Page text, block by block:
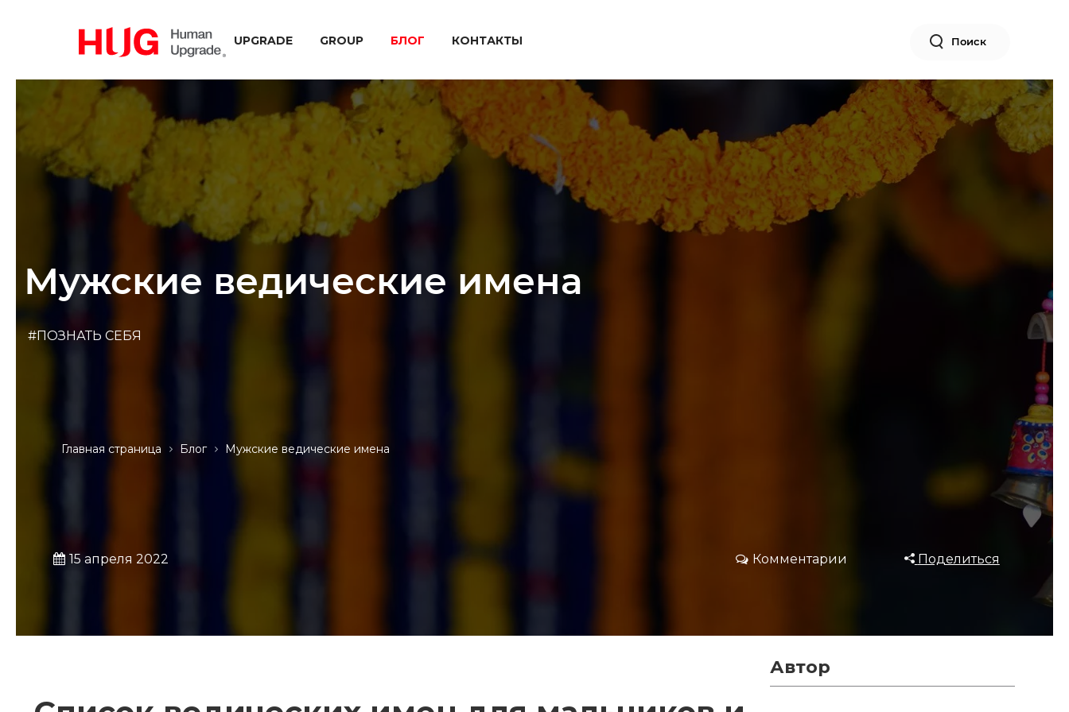
UPGRADE GROUP БЛОГ КОНТАКТЫ Поиск
Главная страница Блог Мужские ведические имена
Мужские ведические имена
#ПОЗНАТЬ СЕБЯ
15 апреля 2022 Комментарии Поделиться
Автор